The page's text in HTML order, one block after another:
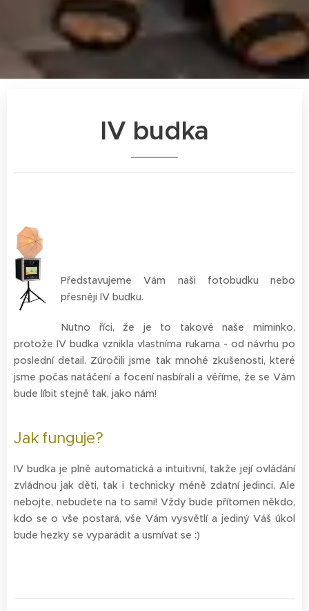
IV budka
Představujeme Vám naši fotobudku nebo
přesněji IV budku.
Nutno říci, že je to takové naše miminko,
protože IV budka vznikla vlastníma rukama - od návrhu po
poslední detail. Zúročili jsme tak mnohé zkušenosti, které
jsme počas natáčení a focení nasbírali a věříme, že se Vám
bude líbit stejně tak, jako nám!
Jak funguje?
IV budka je plně automatická a intuitivní, takže její ovládání
zvládnou jak děti, tak i technicky méně zdatní jedinci. Ale
nebojte, nebudete na to sami! Vždy bude přítomen někdo,
kdo se o vše postará, vše Vám vysvětlí a jediný Váš úkol
bude hezky se vyparádit a usmívat se :)